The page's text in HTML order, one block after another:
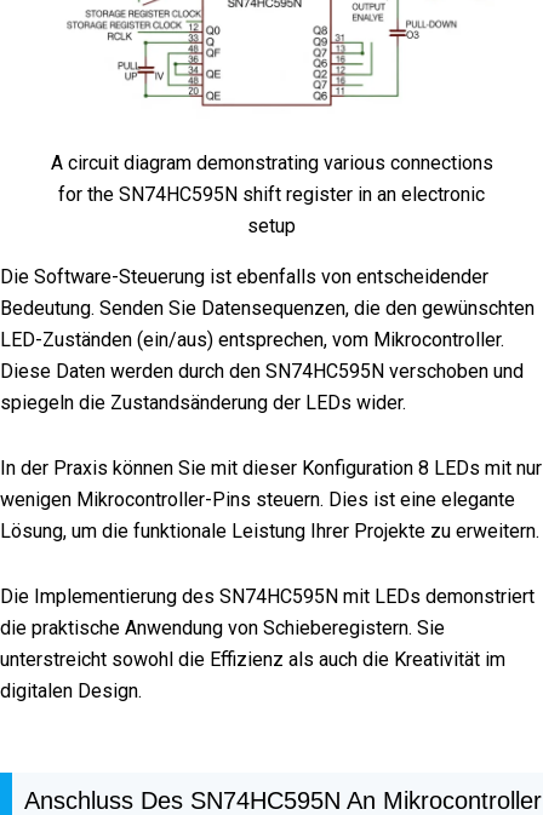
A circuit diagram demonstrating various connections
for the SN74HC595N shift register in an electronic
setup
Die Software-Steuerung ist ebenfalls von entscheidender
Bedeutung. Senden Sie Datensequenzen, die den gewünschten
LED-Zuständen (ein/aus) entsprechen, vom Mikrocontroller.
Diese Daten werden durch den SN74HC595N verschoben und
spiegeln die Zustandsänderung der LEDs wider.
In der Praxis können Sie mit dieser Konfiguration 8 LEDs mit nur
wenigen Mikrocontroller-Pins steuern. Dies ist eine elegante
Lösung, um die funktionale Leistung Ihrer Projekte zu erweitern.
Die Implementierung des SN74HC595N mit LEDs demonstriert
die praktische Anwendung von Schieberegistern. Sie
unterstreicht sowohl die Effizienz als auch die Kreativität im
digitalen Design.
Anschluss Des SN74HC595N An Mikrocontroller